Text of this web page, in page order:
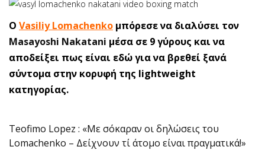
Ο Vasiliy Lomachenko μπόρεσε να διαλύσει τον
Masayoshi Nakatani μέσα σε 9 γύρους και να
αποδείξει πως είναι εδώ για να βρεθεί ξανά
σύντομα στην κορυφή της lightweight
κατηγορίας.
Teofimo Lopez : «Με σόκαραν οι δηλώσεις του
Lomachenko – Δείχνουν τί άτομο είναι πραγματικά!»